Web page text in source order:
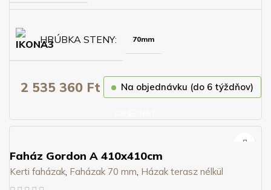
HRÚBKA STENY 70mm
2 535 360 Ft Na objednávku (do 6 týždňov)
Faház Gordon A 410x410cm
Kerti faházak, Faházak 70 mm, Házak terasz nélkül